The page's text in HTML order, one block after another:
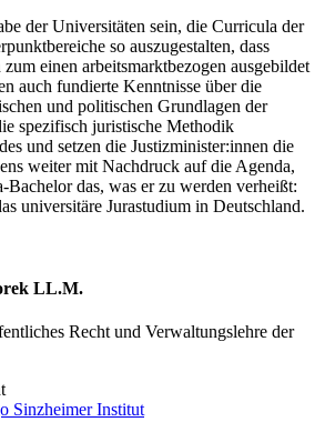
der Universitäten sein, die Curricula der
so auszugestalten, dass
einen arbeitsmarktbezogen ausgebildet
auch fundierte Kenntnisse über die
und politischen Grundlagen der
spezifisch juristische Methodik
und setzen die Justizminister:innen die
weiter mit Nachdruck auf die Agenda,
Bachelor das, was er zu werden verheißt:
universitäre Jurastudium in Deutschland.
LL.M.
Recht und Verwaltungslehre der